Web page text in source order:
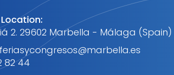
2. 29602 Marbella - Málaga (Spain)
82 44